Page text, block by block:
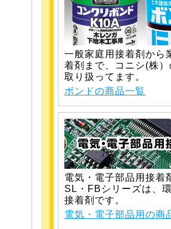
一般家庭用接着剤から
着剤まで、コニシ(株）
取り扱ってます。
ボンドの商品一覧
電気・電子部品用接着
SL・FBシリーズは、
接着剤です。
電気・電子部品用の商